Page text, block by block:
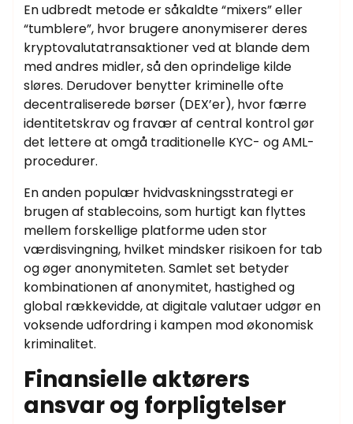
En udbredt metode er såkaldte “mixers” eller
“tumblere”, hvor brugere anonymiserer deres
kryptovalutatransaktioner ved at blande dem
med andres midler, så den oprindelige kilde
sløres. Derudover benytter kriminelle ofte
decentraliserede børser (DEX’er), hvor færre
identitetskrav og fravær af central kontrol gør
det lettere at omgå traditionelle KYC- og AML-
procedurer.
En anden populær hvidvaskningsstrategi er
brugen af stablecoins, som hurtigt kan flyttes
mellem forskellige platforme uden stor
værdisvingning, hvilket mindsker risikoen for tab
og øger anonymiteten. Samlet set betyder
kombinationen af anonymitet, hastighed og
global rækkevidde, at digitale valutaer udgør en
voksende udfordring i kampen mod økonomisk
kriminalitet.
Finansielle aktørers
ansvar og forpligtelser